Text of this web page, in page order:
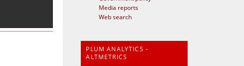
Media reports
Web search
PLUM ANALYTICS -
ALTMETRICS